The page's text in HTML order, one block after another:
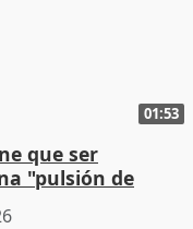
01:53
que ser
"pulsión de